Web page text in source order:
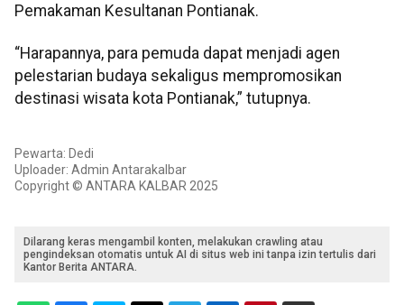
Pemakaman Kesultanan Pontianak.
“Harapannya, para pemuda dapat menjadi agen
pelestarian budaya sekaligus mempromosikan
destinasi wisata kota Pontianak,” tutupnya.
Pewarta: Dedi
Uploader: Admin Antarakalbar
Copyright © ANTARA KALBAR 2025
Dilarang keras mengambil konten, melakukan crawling atau
pengindeksan otomatis untuk AI di situs web ini tanpa izin tertulis dari
Kantor Berita ANTARA.